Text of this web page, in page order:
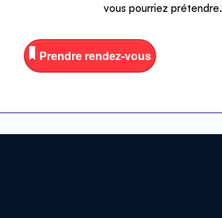
vous pourriez prétendre.
Prendre rendez-vous